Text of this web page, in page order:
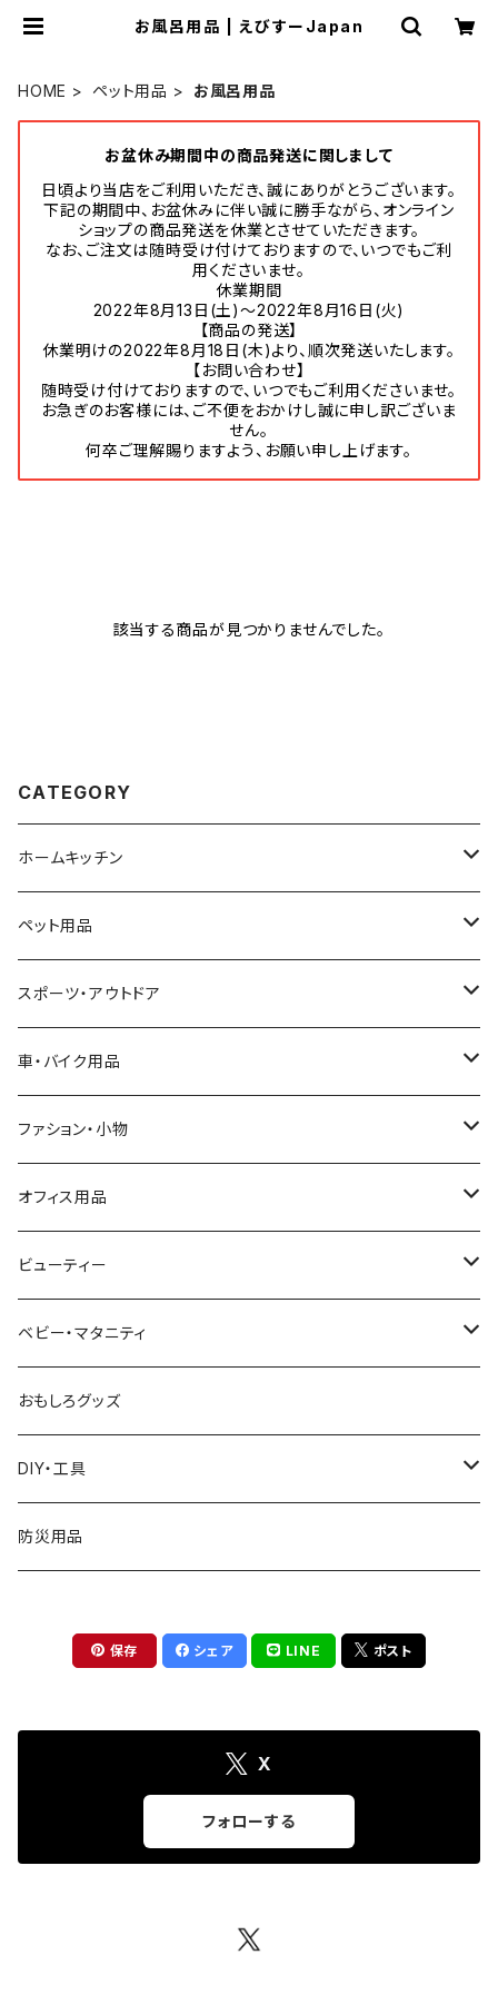
お風呂用品 | えびすーJapan
HOME ペット用品 お風呂用品
お盆休み期間中の商品発送に関しまして
日頃より当店をご利用いただき、誠にありがとうございます。
下記の期間中、お盆休みに伴い誠に勝手ながら、オンライン
ショップの商品発送を休業とさせていただきます。
なお、ご注文は随時受け付けておりますので、いつでもご利
用くださいませ。
休業期間
2022年8月13日(土)～2022年8月16日(火)
【商品の発送】
休業明けの2022年8月18日(木)より、順次発送いたします。
【お問い合わせ】
随時受け付けておりますので、いつでもご利用くださいませ。
お急ぎのお客様には、ご不便をおかけし誠に申し訳ございま
せん。
何卒ご理解賜りますよう、お願い申し上げます。
該当する商品が見つかりませんでした。
CATEGORY
ホームキッチン
ビーズクッション
ビーズクッション本体
カバー
ゲーミングチェア
テーブル
座椅子・ソファ
ゴミ箱・ゴミ袋スタンド
家電・電気
フットマッサージャー
掃除機
テレビ台・スタンド
加湿器
お風呂用品
椅子
扇風機
クリップ型
首掛け
収納用品
キッチン収納
掃除用品
ソープ・シャンプー用ディスペンサー
ペット用品
猫用品
キャットタワー・ハウス
水飲み器・餌やり器
犬用品
犬服
餌やり器
外出用品
キャリーバッグ
カーシート
お風呂用品
スポーツ・アウトドア
テント
野営用品
野営スタンド
ピクニックシート
バイク
ヘルメット
筋力トレーニング
アンクルウェイト
パンチング
車・バイク用品
車用シート
夏用シート
冬用シート
タイヤチェーン
自転車鍵
日除け用品
修理工具
ファション・小物
アクセサリーボックス
木製ケース
化粧品収納箱
化粧鏡
スーツケース
帽子
作業服
バッグ
ブラウス
アクセサリー
イヤリング
オフィス用品
モニターアーム
筆入れ
ビューティー
ヘアケア
DIY用品
ベビー・マタニティ
ベビーバス
トイレ用品
おもしろグッズ
DIY・工具
測定工具
害獣よけ用品
木材水分計
防災用品
保存 シェア LINE ポスト
X
フォローする